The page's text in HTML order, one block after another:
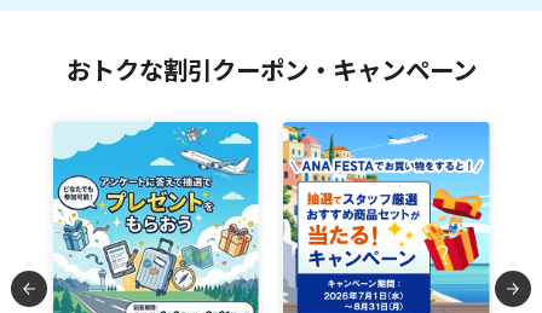
おトクな割引クーポン・キャンペーン